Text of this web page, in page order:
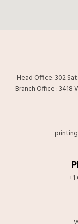
Head Office: 302
Branch Office : 3418